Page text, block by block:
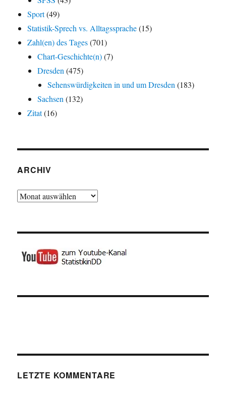
Sport(49)
Statistik-Sprech vs. Alltagssprache(15)
Zahl(en) des Tages(701)
Chart-Geschichte(n)(7)
Dresden (475)
Sehenswürdigkeiten in und um Dresden (183)
Sachsen (132)
Zitat(16)
ARCHIV
Archiv
LETZTE KOMMENTARE